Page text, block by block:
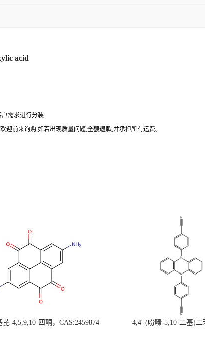
acid
户需求进行分装
欢迎前来询购,如若出现质量问题,全额退款,并承担所有运费。
-4,5,9,10-四酮，CAS:2459874-
4,4'-(吩嗪-5,10-二基)二